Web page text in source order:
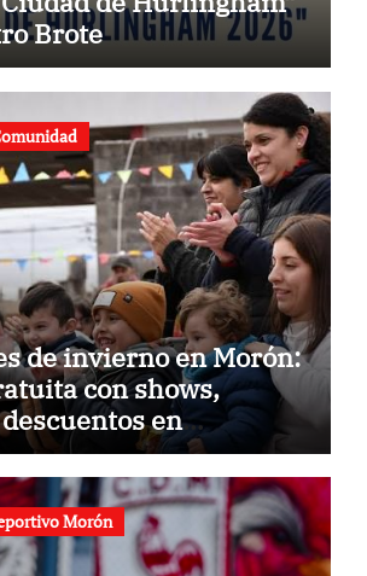
Brote
de invierno en Morón:
con shows,
en
Morón